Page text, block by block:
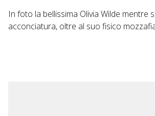
In foto la bellissima Olivia Wilde mentre
acconciatura, oltre al suo fisico